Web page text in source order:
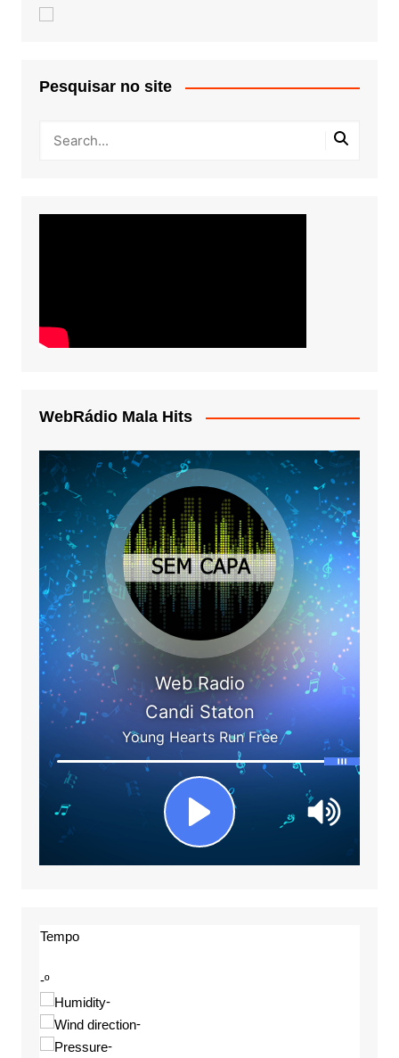
Pesquisar no site
WebRádio Mala Hits
Tempo
-º
-
-
-